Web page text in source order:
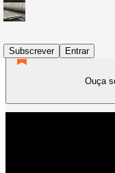
Subscrever
Entrar
Ouça